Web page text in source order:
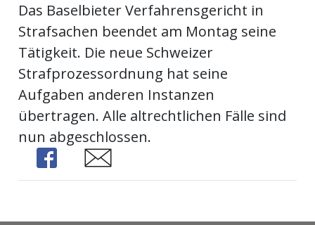
E-
Paper
App
Fussball
Das Baselbieter Verfahrensgericht in
Strafsachen beendet am Montag seine
Tätigkeit. Die neue Schweizer
Strafprozessordnung hat seine
Aufgaben anderen Instanzen
übertragen. Alle altrechtlichen Fälle sind
nun abgeschlossen.
Share
Share